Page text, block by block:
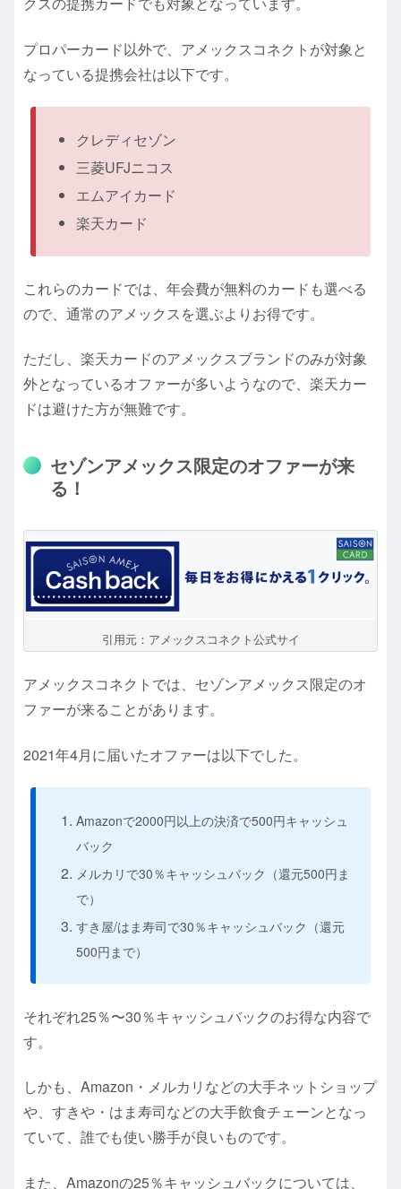
プロパーカード以外で、アメックスコネクトが対象と
なっている提携会社は以下です。
クレディセゾン
三菱UFJニコス
エムアイカード
楽天カード
これらのカードでは、年会費が無料のカードも選べる
ので、通常のアメックスを選ぶよりお得です。
ただし、楽天カードのアメックスブランドのみが対象
外となっているオファーが多いようなので、楽天カー
ドは避けた方が無難です。
セゾンアメックス限定のオファーが来
る！
引用元：アメックスコネクト公式サイ
アメックスコネクトでは、セゾンアメックス限定のオ
ファーが来ることがあります。
2021年4月に届いたオファーは以下でした。
Amazonで2000円以上の決済で500円キャッシュ
バック
メルカリで30％キャッシュバック（還元500円ま
で）
すき屋/はま寿司で30％キャッシュバック（還元
500円まで）
それぞれ25％〜30％キャッシュバックのお得な内容で
す。
しかも、Amazon・メルカリなどの大手ネットショップ
や、すきや・はま寿司などの大手飲食チェーンとなっ
ていて、誰でも使い勝手が良いものです。
また、Amazonの25％キャッシュバックについては、